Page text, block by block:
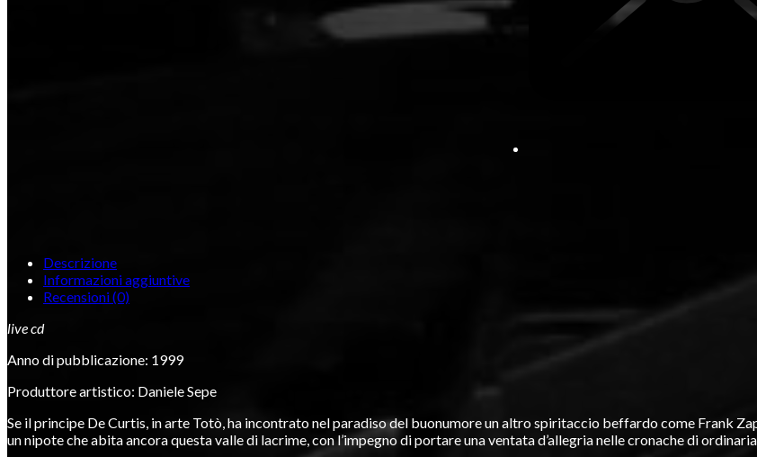
Descrizione
Informazioni aggiuntive
Recensioni (0)
live cd
Anno di pubblicazione: 1999
Produttore artistico: Daniele Sepe
Se il principe De Curtis, in arte Totò, ha incontrato nel paradiso del buonumore un altro spiritaccio beffardo come Frank
un nipote che abita ancora questa valle di lacrime, con l’impegno di portare una ventata d’allegria nelle cronache di